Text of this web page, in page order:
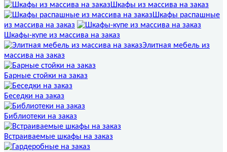
Шкафы из массива на заказ
Шкафы распашные
из массива на заказ
Шкафы-купе из массива на заказ
Элитная мебель из
массива на заказ
Барные стойки на заказ
Беседки на заказ
Библиотеки на заказ
Встраиваемые шкафы на заказ